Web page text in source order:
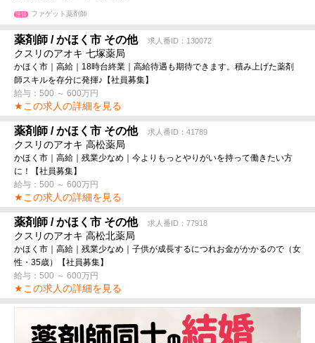
注目 ファゲット薬剤師
薬剤師 / かほく市 その他 求人番ID：130072
クスリのアオキ 七塚薬局
かほく市｜高給｜18時台終業｜高給待遇も期待できます。積み上げた薬剤
師スキルを存分に発揮♪【社員募集】
給与：500 ～ 600万円
★この求人の詳細を見る
薬剤師 / かほく市 その他 求人番ID：41789
クスリのアオキ 高松薬局
かほく市｜高給｜残業少なめ｜今よりもっとやりがいを持って働きたい方
に！【社員募集】
給与：500 ～ 600万円
★この求人の詳細を見る
薬剤師 / かほく市 その他 求人番ID：77918
クスリのアオキ 高松北薬局
かほく市｜高給｜残業少なめ｜子供が成長するにつれお金がかかるので（女
性・35歳）【社員募集】
給与：500 ～ 600万円
★この求人の詳細を見る